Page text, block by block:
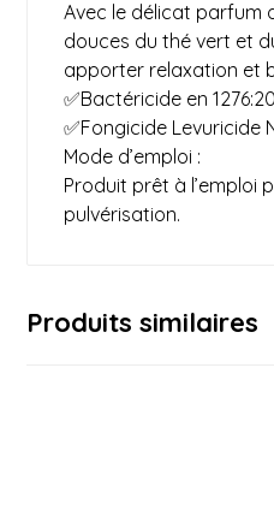
Avec le délicat parfum
douces du thé vert et
apporter relaxation et
✅Bactéricide en
✅Fongicide Levuricide
Mode d’emploi :
Produit prêt à l’emploi
pulvérisation.
Produits similaires